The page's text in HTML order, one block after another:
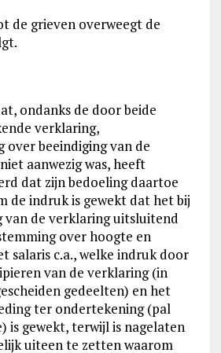
de grieven overweegt de
ondanks de door beide
verklaring,
over beeindiging van de
aanwezig was, heeft
dat zijn bedoeling daartoe
de indruk is gewekt dat het bij
van de verklaring uitsluitend
over hoogte en
salaris c.a., welke indruk door
van de verklaring (in
gedeelten) en het
ter ondertekening (pal
is gewekt, terwijl is nagelaten
uiteen te zetten waarom